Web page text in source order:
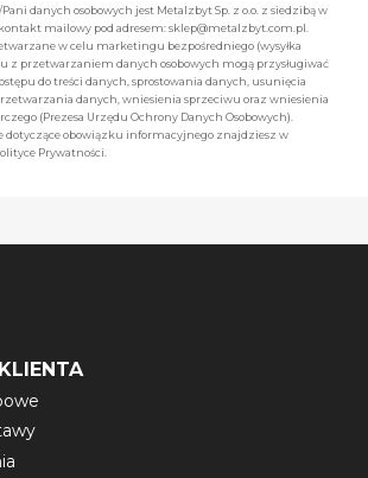
danych osobowych jest Metalzbyt Sp. z o.o. z siedzibą w
kontakt mailowy pod adresem: sklep@metalzbyt.com.pl.
w celu marketingu bezpośredniego (wysyłka
z przetwarzaniem danych osobowych mogą przysługiwać
do treści danych, sprostowania danych, usunięcia
danych, wniesienia sprzeciwu oraz wniesienia
(Prezesa Urzędu Ochrony Danych Osobowych).
dotyczące obowiązku informacyjnego znajdziesz w
Prywatności.